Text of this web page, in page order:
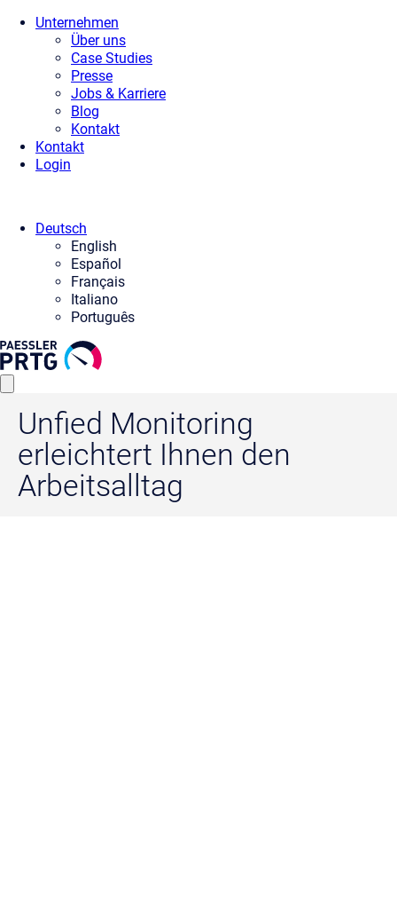
Unternehmen
Über uns
Case Studies
Presse
Jobs & Karriere
Blog
Kontakt
Kontakt
Login
Deutsch
English
Español
Français
Italiano
Português
Unfied Monitoring
erleichtert Ihnen den
Arbeitsalltag